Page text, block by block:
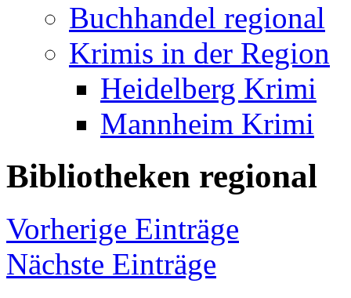
Buchhandel regional
Krimis in der Region
Heidelberg Krimi
Mannheim Krimi
Bibliotheken regional
Vorherige Einträge
Nächste Einträge